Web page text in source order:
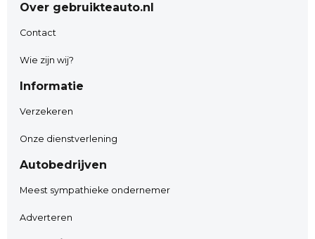
Technische informatie
Vermogen:
Aandrijving:
Tankinhoud:
Acceleratie (0-100):
Maten
Wielbasis:245 cm
Gewichten
Over gebruikteauto.nl
Contact
Wie zijn wij?
Informatie
Verzekeren
Onze dienstverlening
Autobedrijven
Meest sympathieke ondernemer
Adverteren